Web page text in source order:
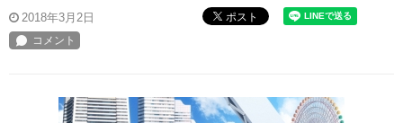
2018年3月2日 ポスト